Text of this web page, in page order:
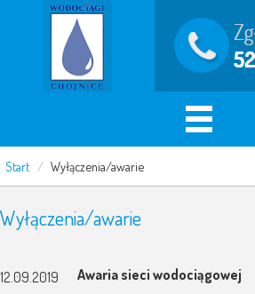
Start / Wyłączenia/awarie
Wyłączenia/awarie
12.09.2019
Awaria sieci wodociągowej